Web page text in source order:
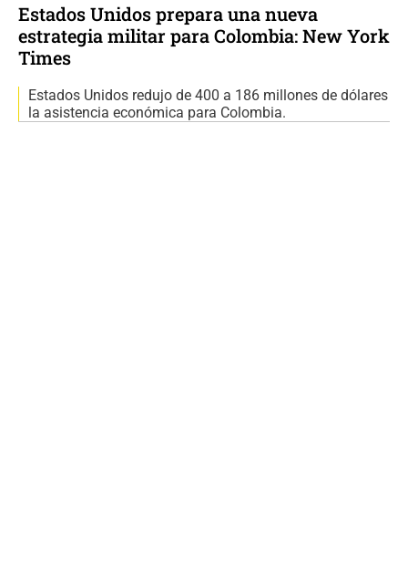
Estados Unidos prepara una nueva
estrategia militar para Colombia: New York
Times
Estados Unidos redujo de 400 a 186 millones de dólares
la asistencia económica para Colombia.